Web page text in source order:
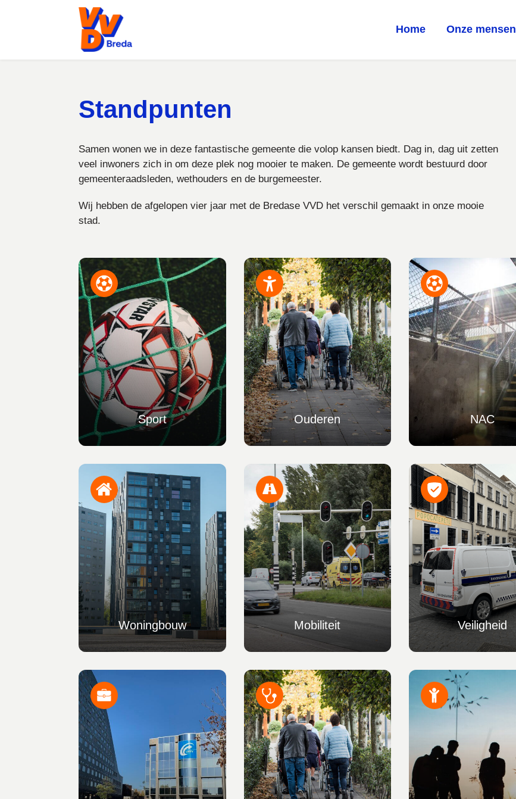
Home Onze mensen
Standpunten
Samen wonen we in deze fantastische gemeente die volop kansen biedt. Dag in, dag uit zetten
veel inwoners zich in om deze plek nog mooier te maken. De gemeente wordt bestuurd door
gemeenteraadsleden, wethouders en de burgemeester.
Wij hebben de afgelopen vier jaar met de Bredase VVD het verschil gemaakt in onze mooie
stad.
Sport Ouderen NAC
Woningbouw Mobiliteit Veiligheid